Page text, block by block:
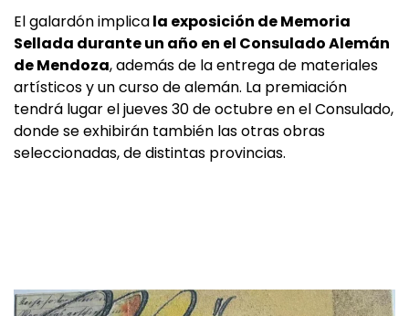
El galardón implicala exposición de Memoria
Sellada durante un año en el Consulado Alemán
de Mendoza, además de la entrega de materiales
artísticos y un curso de alemán. La premiación
tendrá lugar el jueves 30 de octubre en el Consulado,
donde se exhibirán también las otras obras
seleccionadas, de distintas provincias.